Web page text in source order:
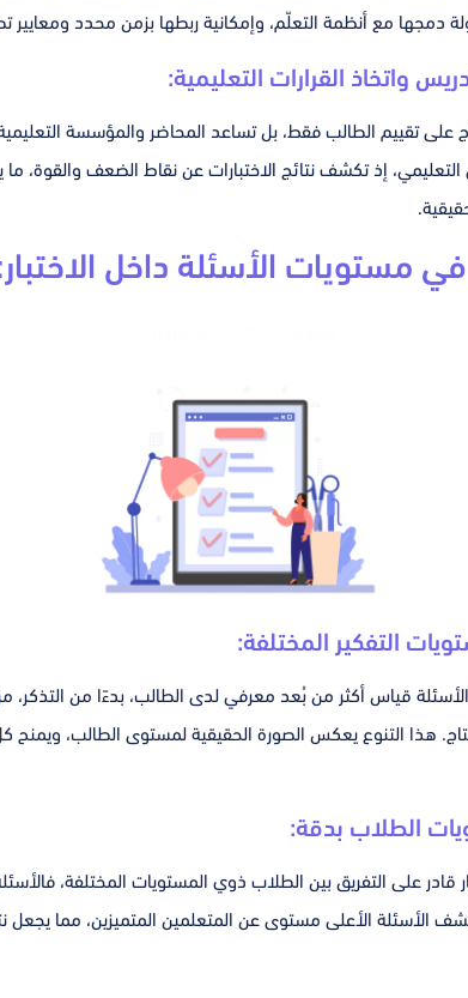
دمجها مع أنظمة التعلّم، وإمكانية ربطها بزمن محدد
واتخاذ القرارات التعليمية:
على تقييم الطالب فقط، بل تساعد المحاضر والمؤسسة
إذ تكشف نتائج الاختبارات عن نقاط الضعف والقوة، ما
مستويات الأسئلة داخل
التفكير المختلفة:
قياس أكثر من بُعد معرفي لدى الطالب، بدءًا من التذكر،
هذا التنوع يعكس الصورة الحقيقية لمستوى الطالب، ويمنح
الطلاب بدقة:
قادر على التفريق بين الطلاب ذوي المستويات المختلفة،
الأسئلة الأعلى مستوى عن المتعلمين المتميزين، مما يجعل